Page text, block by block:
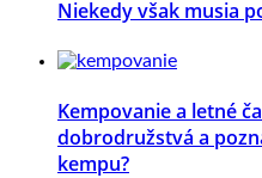
Niekedy však musia
Kempovanie a letné
dobrodružstvá a
kempu?